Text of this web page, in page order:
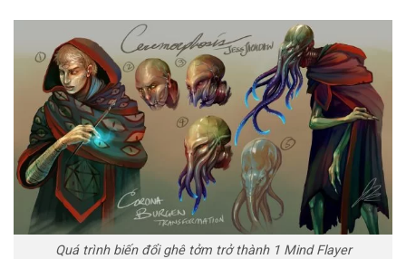
Quá trình biến đổi ghê tởm trở thành 1 Mind Flayer